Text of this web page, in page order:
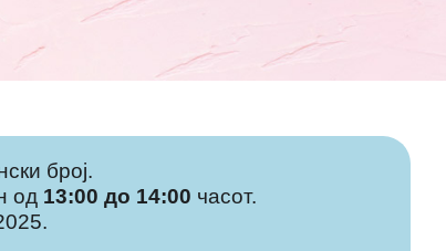
број.
од 13:00 до 14:00 часот.